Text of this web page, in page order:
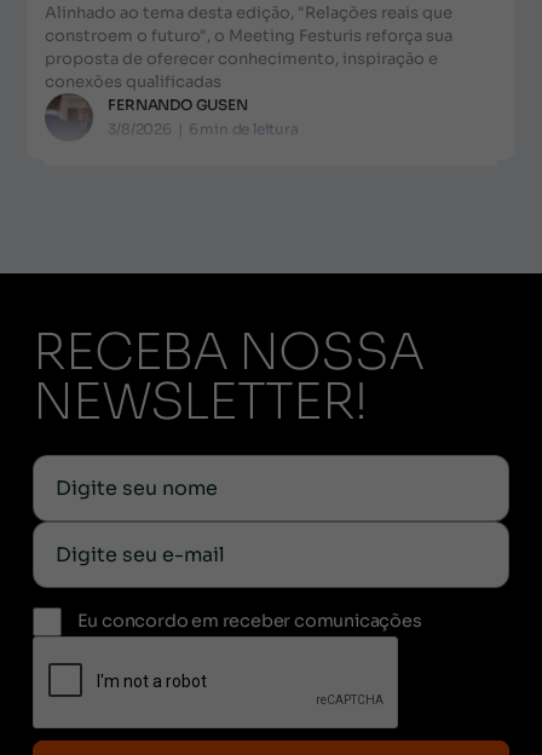
Alinhado ao tema desta edição, "Relações reais que
constroem o futuro", o Meeting Festuris reforça sua
proposta de oferecer conhecimento, inspiração e
conexões qualificadas
FERNANDO GUSEN
3/8/2026 | 6 min de leitura
RECEBA NOSSA
NEWSLETTER!
Eu concordo em receber comunicações